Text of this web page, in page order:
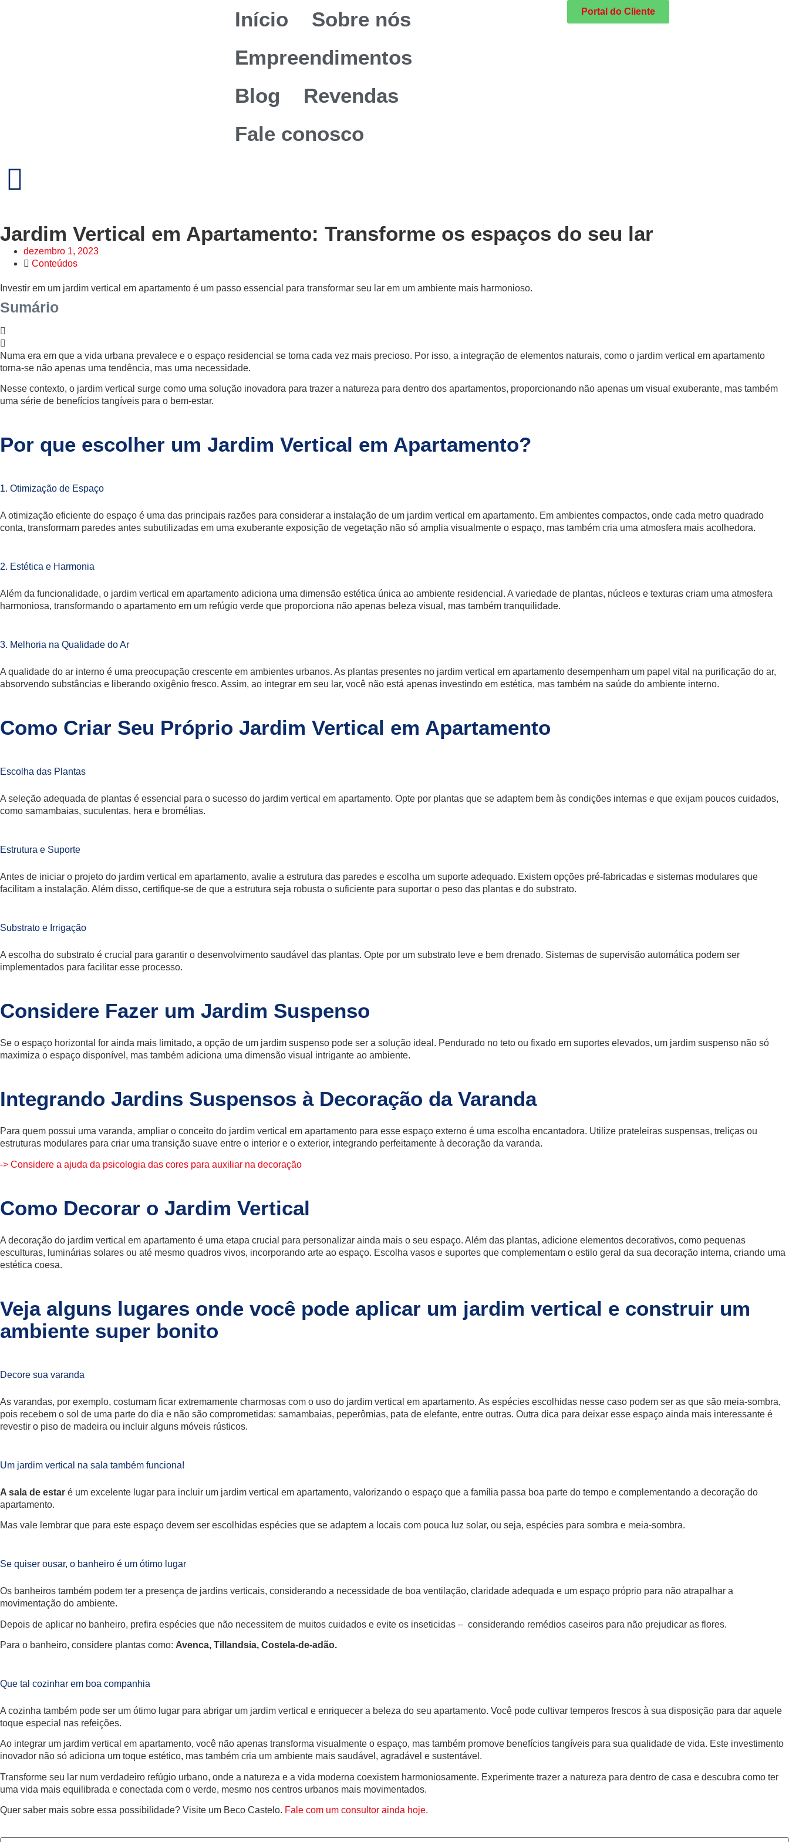
Início
Sobre nós
Empreendimentos
Blog
Revendas
Fale conosco
Portal do Cliente
Jardim Vertical em Apartamento: Transforme os espaços do seu lar
dezembro 1, 2023
Conteúdos
Investir em um jardim vertical em apartamento é um passo essencial para transformar seu lar em um ambiente mais harmonioso.
Sumário
Numa era em que a vida urbana prevalece e o espaço residencial se torna cada vez mais precioso. Por isso, a integração de elementos naturais, como o jardim vertical em apartamento
torna-se não apenas uma tendência, mas uma necessidade.
Nesse contexto, o jardim vertical surge como uma solução inovadora para trazer a natureza para dentro dos apartamentos, proporcionando não apenas um visual exuberante, mas também
uma série de benefícios tangíveis para o bem-estar.
Por que escolher um Jardim Vertical em Apartamento?
1. Otimização de Espaço
A otimização eficiente do espaço é uma das principais razões para considerar a instalação de um jardim vertical em apartamento. Em ambientes compactos, onde cada metro quadrado
conta, transformam paredes antes subutilizadas em uma exuberante exposição de vegetação não só amplia visualmente o espaço, mas também cria uma atmosfera mais acolhedora.
2. Estética e Harmonia
Além da funcionalidade, o jardim vertical em apartamento adiciona uma dimensão estética única ao ambiente residencial. A variedade de plantas, núcleos e texturas criam uma atmosfera
harmoniosa, transformando o apartamento em um refúgio verde que proporciona não apenas beleza visual, mas também tranquilidade.
3. Melhoria na Qualidade do Ar
A qualidade do ar interno é uma preocupação crescente em ambientes urbanos. As plantas presentes no jardim vertical em apartamento desempenham um papel vital na purificação do ar,
absorvendo substâncias e liberando oxigênio fresco. Assim, ao integrar em seu lar, você não está apenas investindo em estética, mas também na saúde do ambiente interno.
Como Criar Seu Próprio Jardim Vertical em Apartamento
Escolha das Plantas
A seleção adequada de plantas é essencial para o sucesso do jardim vertical em apartamento. Opte por plantas que se adaptem bem às condições internas e que exijam poucos cuidados,
como samambaias, suculentas, hera e bromélias.
Estrutura e Suporte
Antes de iniciar o projeto do jardim vertical em apartamento, avalie a estrutura das paredes e escolha um suporte adequado. Existem opções pré-fabricadas e sistemas modulares que
facilitam a instalação. Além disso, certifique-se de que a estrutura seja robusta o suficiente para suportar o peso das plantas e do substrato.
Substrato e Irrigação
A escolha do substrato é crucial para garantir o desenvolvimento saudável das plantas. Opte por um substrato leve e bem drenado. Sistemas de supervisão automática podem ser
implementados para facilitar esse processo.
Considere Fazer um Jardim Suspenso
Se o espaço horizontal for ainda mais limitado, a opção de um jardim suspenso pode ser a solução ideal. Pendurado no teto ou fixado em suportes elevados, um jardim suspenso não só
maximiza o espaço disponível, mas também adiciona uma dimensão visual intrigante ao ambiente.
Integrando Jardins Suspensos à Decoração da Varanda
Para quem possui uma varanda, ampliar o conceito do jardim vertical em apartamento para esse espaço externo é uma escolha encantadora. Utilize prateleiras suspensas, treliças ou
estruturas modulares para criar uma transição suave entre o interior e o exterior, integrando perfeitamente à decoração da varanda.
-> Considere a ajuda da psicologia das cores para auxiliar na decoração
Como Decorar o Jardim Vertical
A decoração do jardim vertical em apartamento é uma etapa crucial para personalizar ainda mais o seu espaço. Além das plantas, adicione elementos decorativos, como pequenas
esculturas, luminárias solares ou até mesmo quadros vivos, incorporando arte ao espaço. Escolha vasos e suportes que complementam o estilo geral da sua decoração interna, criando uma
estética coesa.
Veja alguns lugares onde você pode aplicar um jardim vertical e construir um
ambiente super bonito
Decore sua varanda
As varandas, por exemplo, costumam ficar extremamente charmosas com o uso do jardim vertical em apartamento. As espécies escolhidas nesse caso podem ser as que são meia-sombra,
pois recebem o sol de uma parte do dia e não são comprometidas: samambaias, peperômias, pata de elefante, entre outras. Outra dica para deixar esse espaço ainda mais interessante é
revestir o piso de madeira ou incluir alguns móveis rústicos.
Um jardim vertical na sala também funciona!
A sala de estar é um excelente lugar para incluir um jardim vertical em apartamento, valorizando o espaço que a família passa boa parte do tempo e complementando a decoração do
apartamento.
Mas vale lembrar que para este espaço devem ser escolhidas espécies que se adaptem a locais com pouca luz solar, ou seja, espécies para sombra e meia-sombra.
Se quiser ousar, o banheiro é um ótimo lugar
Os banheiros também podem ter a presença de jardins verticais, considerando a necessidade de boa ventilação, claridade adequada e um espaço próprio para não atrapalhar a
movimentação do ambiente.
Depois de aplicar no banheiro, prefira espécies que não necessitem de muitos cuidados e evite os inseticidas – considerando remédios caseiros para não prejudicar as flores.
Para o banheiro, considere plantas como: Avenca, Tillandsia, Costela-de-adão.
Que tal cozinhar em boa companhia
A cozinha também pode ser um ótimo lugar para abrigar um jardim vertical e enriquecer a beleza do seu apartamento. Você pode cultivar temperos frescos à sua disposição para dar aquele
toque especial nas refeições.
Ao integrar um jardim vertical em apartamento, você não apenas transforma visualmente o espaço, mas também promove benefícios tangíveis para sua qualidade de vida. Este investimento
inovador não só adiciona um toque estético, mas também cria um ambiente mais saudável, agradável e sustentável.
Transforme seu lar num verdadeiro refúgio urbano, onde a natureza e a vida moderna coexistem harmoniosamente. Experimente trazer a natureza para dentro de casa e descubra como ter
uma vida mais equilibrada e conectada com o verde, mesmo nos centros urbanos mais movimentados.
Quer saber mais sobre essa possibilidade? Visite um Beco Castelo. Fale com um consultor ainda hoje.